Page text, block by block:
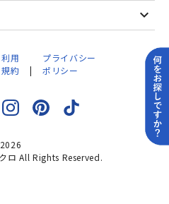
ロ All Rights Reserved.
利用
規約
プライバシー
ポリシー